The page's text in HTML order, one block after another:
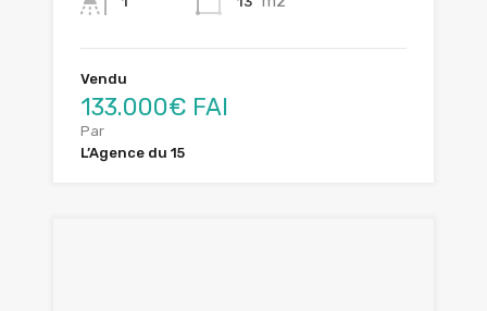
Vendu
133.000€ FAI
Par
L’Agence du 15